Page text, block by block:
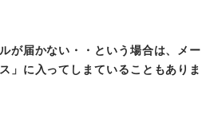
が届かない・・という場合は、メー
」に入ってしまていることもありま